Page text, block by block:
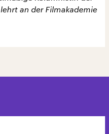
an der Filmakademie